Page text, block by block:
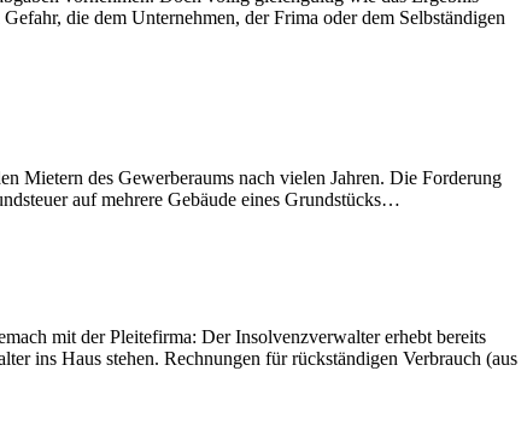
die dem Unternehmen, der Frima oder dem Selbständigen
Mietern des Gewerberaums nach vielen Jahren. Die Forderung
auf mehrere Gebäude eines Grundstücks…
mit der Pleitefirma: Der Insolvenzverwalter erhebt bereits
ins Haus stehen. Rechnungen für rückständigen Verbrauch (aus